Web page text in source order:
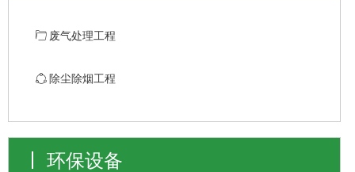
ꄁ 废气处理工程
ꁢ 除尘除烟工程
环保设备